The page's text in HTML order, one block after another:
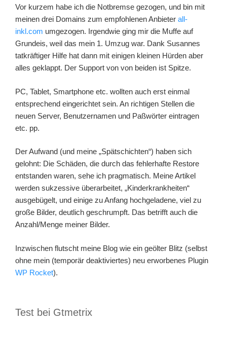
Vor kurzem habe ich die Notbremse gezogen, und bin mit
meinen drei Domains zum empfohlenen Anbieter all-
inkl.com umgezogen. Irgendwie ging mir die Muffe auf
Grundeis, weil das mein 1. Umzug war. Dank Susannes
tatkräftiger Hilfe hat dann mit einigen kleinen Hürden aber
alles geklappt. Der Support von von beiden ist Spitze.
PC, Tablet, Smartphone etc. wollten auch erst einmal
entsprechend eingerichtet sein. An richtigen Stellen die
neuen Server, Benutzernamen und Paßwörter eintragen
etc. pp.
Der Aufwand (und meine „Spätschichten“) haben sich
gelohnt: Die Schäden, die durch das fehlerhafte Restore
entstanden waren, sehe ich pragmatisch. Meine Artikel
werden sukzessive überarbeitet, „Kinderkrankheiten“
ausgebügelt, und einige zu Anfang hochgeladene, viel zu
große Bilder, deutlich geschrumpft. Das betrifft auch die
Anzahl/Menge meiner Bilder.
Inzwischen flutscht meine Blog wie ein geölter Blitz (selbst
ohne mein (temporär deaktiviertes) neu erworbenes Plugin
WP Rocket).
Test bei Gtmetrix